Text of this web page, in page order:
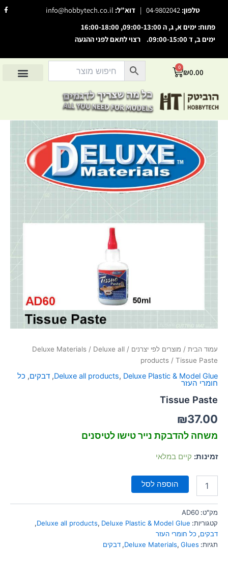
visibility_off השבת את ההבזקים
סמן כותרות
צבע רקע
zoom_out זום (הקטנה)
זום (הגדלה)
הקטנת גופן
add_circle_outline הגדלת גופן
spellcheck גופן קריא
ניגודיות בהירה
את
כל
האפשרויות
טלפון: 04-9802042
| דוא”ל: info@hobbytech.co.il
F
a
פתוח: ימים א, ג, ה 09:00-13:00, 16:00-18:00
ימים ב, ד 09:00-15:00. רצוי לתאם לפני ההגעה
₪0.00
0
עגלת
עמוד הבית / מוצרים לפי יצרנים /
Deluxe Materials / Deluxe all
products / Tissue Paste
Deluxe all products, Deluxe Plastic & Model Glue
, דבקים, כל
חומרי העזר
Tissue Paste
₪37.00
משחה להדבקת נייר טישו לטיסנים
זמינות: קיים במלאי
Tissue
Paste
הוספה לסל
מק"ט: AD60
קטגוריות:
Deluxe all products, Deluxe Plastic & Model Glue
,
דבקים, כל חומרי העזר
תגיות:
Deluxe Materials, Glues
, דבקים